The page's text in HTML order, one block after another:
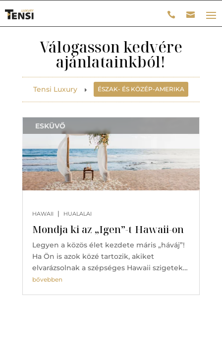
Válogasson kedvére
ajánlatainkból!
Tensi Luxury E ÉSZAK- ÉS KÖZÉP-AMERIKA
Mondja ki az „Igen”-t Hawaii-on
HAWAII | HUALALAI
ESKÜVŐ
Legyen a közös élet kezdete máris „háváj”!
Ha Ön is azok közé tartozik, akiket
elvarázsolnak a szépséges Hawaii szigetek…
bővebben